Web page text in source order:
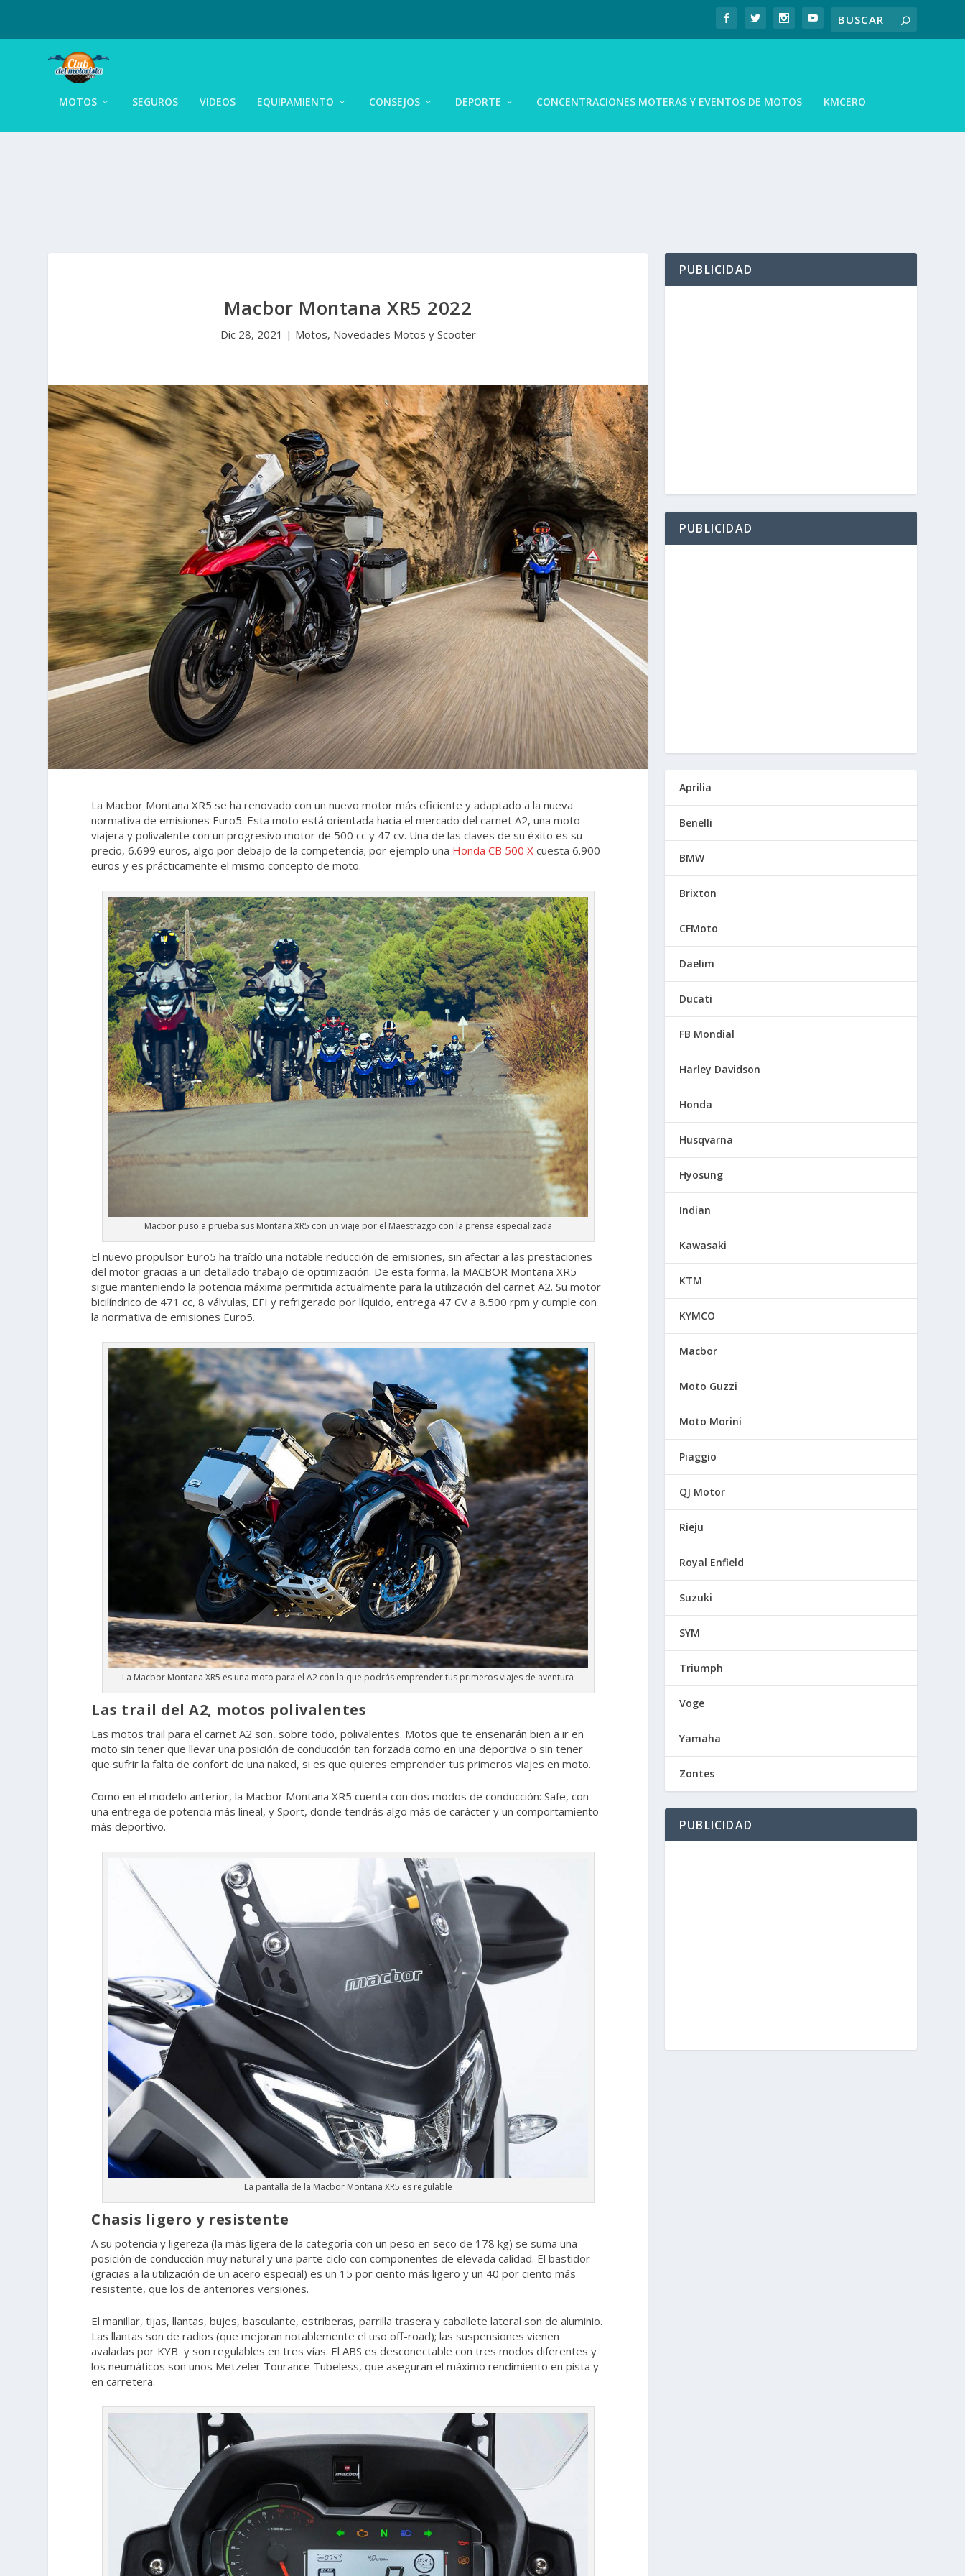
MOTOS SEGUROS VIDEOS EQUIPAMIENTO CONSEJOS DEPORTE CONCENTRACIONES MOTERAS Y EVENTOS DE MOTOS KMCERO
Macbor Montana XR5 2022
Dic 28, 2021 | Motos, Novedades Motos y Scooter
La Macbor Montana XR5 se ha renovado con un nuevo motor más eficiente y adaptado a la nueva
normativa de emisiones Euro5. Esta moto está orientada hacia el mercado del carnet A2, una moto
viajera y polivalente con un progresivo motor de 500 cc y 47 cv. Una de las claves de su éxito es su
precio, 6.699 euros, algo por debajo de la competencia; por ejemplo una Honda CB 500 X cuesta 6.900
euros y es prácticamente el mismo concepto de moto.
Macbor puso a prueba sus Montana XR5 con un viaje por el Maestrazgo con la prensa especializada
El nuevo propulsor Euro5 ha traído una notable reducción de emisiones, sin afectar a las prestaciones
del motor gracias a un detallado trabajo de optimización. De esta forma, la MACBOR Montana XR5
sigue manteniendo la potencia máxima permitida actualmente para la utilización del carnet A2. Su motor
bicilíndrico de 471 cc, 8 válvulas, EFI y refrigerado por líquido, entrega 47 CV a 8.500 rpm y cumple con
la normativa de emisiones Euro5.
La Macbor Montana XR5 es una moto para el A2 con la que podrás emprender tus primeros viajes de aventura
Las trail del A2, motos polivalentes
Las motos trail para el carnet A2 son, sobre todo, polivalentes. Motos que te enseñarán bien a ir en
moto sin tener que llevar una posición de conducción tan forzada como en una deportiva o sin tener
que sufrir la falta de confort de una naked, si es que quieres emprender tus primeros viajes en moto.
Como en el modelo anterior, la Macbor Montana XR5 cuenta con dos modos de conducción: Safe, con
una entrega de potencia más lineal, y Sport, donde tendrás algo más de carácter y un comportamiento
más deportivo.
La pantalla de la Macbor Montana XR5 es regulable
Chasis ligero y resistente
A su potencia y ligereza (la más ligera de la categoría con un peso en seco de 178 kg) se suma una
posición de conducción muy natural y una parte ciclo con componentes de elevada calidad. El bastidor
(gracias a la utilización de un acero especial) es un 15 por ciento más ligero y un 40 por ciento más
resistente, que los de anteriores versiones.
El manillar, tijas, llantas, bujes, basculante, estriberas, parrilla trasera y caballete lateral son de aluminio.
Las llantas son de radios (que mejoran notablemente el uso off-road); las suspensiones vienen
avaladas por KYB y son regulables en tres vías. El ABS es desconectable con tres modos diferentes y
los neumáticos son unos Metzeler Tourance Tubeless, que aseguran el máximo rendimiento en pista y
en carretera.
PUBLICIDAD
PUBLICIDAD
Aprilia
Benelli
BMW
Brixton
CFMoto
Daelim
Ducati
FB Mondial
Harley Davidson
Honda
Husqvarna
Hyosung
Indian
Kawasaki
KTM
KYMCO
Macbor
Moto Guzzi
Moto Morini
Piaggio
QJ Motor
Rieju
Royal Enfield
Suzuki
SYM
Triumph
Voge
Yamaha
Zontes
PUBLICIDAD